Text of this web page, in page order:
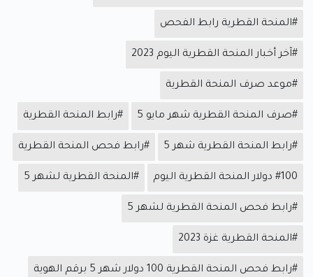
#المنحة القطرية رابط الفحص
#آخر أخبار المنحة القطرية اليوم 2023
#موعد صرف المنحة القطرية
#صرف المنحة القطرية شهر مايو 5 #رابط المنحة القطرية
#رابط المنحة القطرية شهر 5 #رابط فحص المنحة القطرية
#100 دولار المنحة القطرية اليوم #المنحة القطرية لشهر 5
#رابط فحص المنحة القطرية لشهر 5
#المنحة القطرية غزة 2023
#رابط فحص المنحة القطرية 100 دولار شهر 5 برقم الهوية